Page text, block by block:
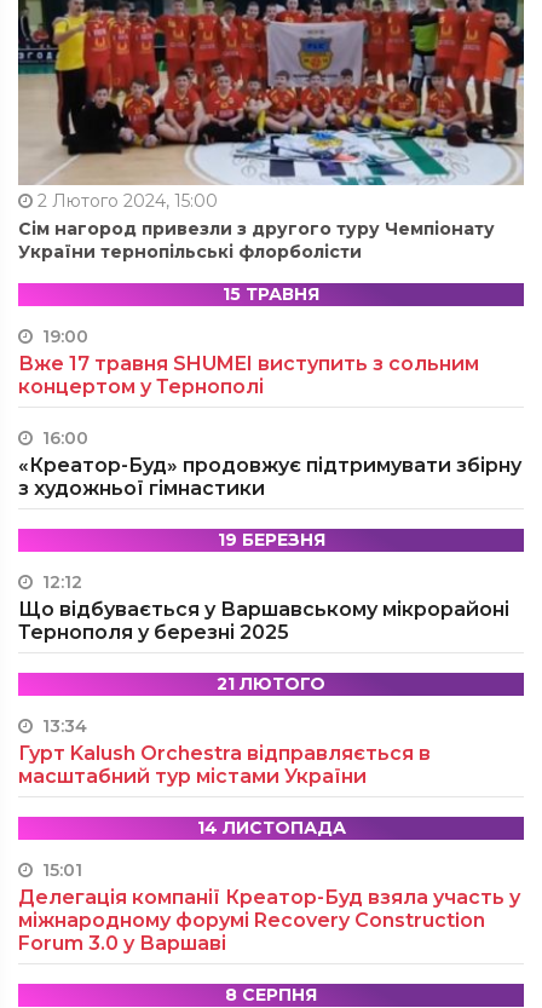
2 Лютого 2024, 15:00
Сім нагород привезли з другого туру Чемпіонату
України тернопільські флорболісти
15 ТРАВНЯ
19:00
Вже 17 травня SHUMEI виступить з сольним
концертом у Тернополі
16:00
«Креатор-Буд» продовжує підтримувати збірну
з художньої гімнастики
19 БЕРЕЗНЯ
12:12
Що відбувається у Варшавському мікрорайоні
Тернополя у березні 2025
21 ЛЮТОГО
13:34
Гурт Kalush Orchestra відправляється в
масштабний тур містами України
14 ЛИСТОПАДА
15:01
Делегація компанії Креатор-Буд взяла участь у
міжнародному форумі Recovery Construction
Forum 3.0 у Варшаві
8 СЕРПНЯ